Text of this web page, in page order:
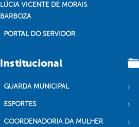
LÚCIA VICENTE DE MORAIS
BARBOZA
PORTAL DO SERVIDOR
Institucional
GUARDA MUNICIPAL
ESPORTES
COORDENADORIA DA MULHER